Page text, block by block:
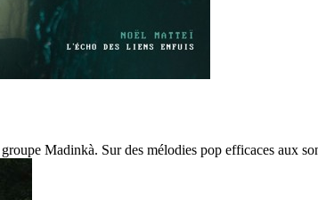
Madinkà. Sur des mélodies pop efficaces aux